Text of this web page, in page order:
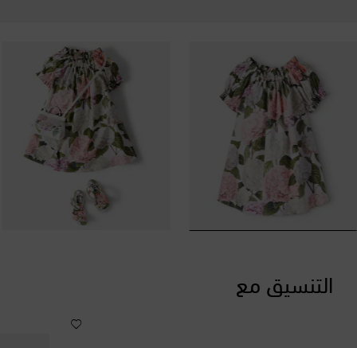
التنسيق مع